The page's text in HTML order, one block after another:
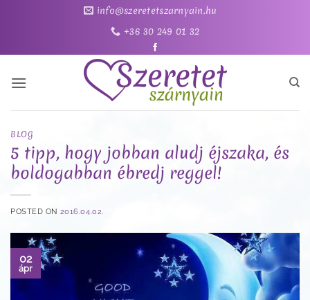
info@szeretetszarnyain.hu
+36 30 249 01 32
BLOG
5 tipp, hogy jobban aludj éjszaka, és
boldogabban ébredj reggel!
POSTED ON 2016.04.02.
02
ápr